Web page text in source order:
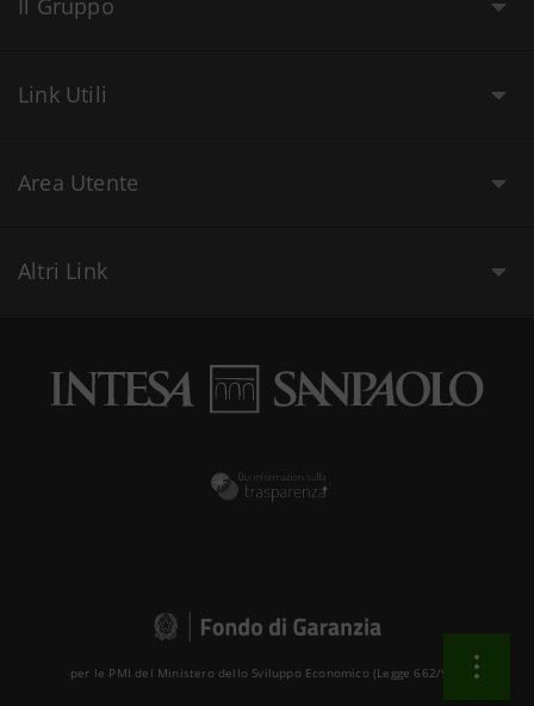
Il Gruppo
Link Utili
Area Utente
Altri Link
per le PMI del Ministero dello Sviluppo Economico (Legge 662/96 )